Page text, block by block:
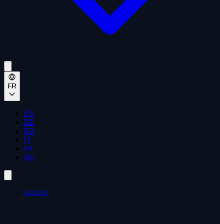
FR
EN
DE
RU
IT
FR
ME
Accueil